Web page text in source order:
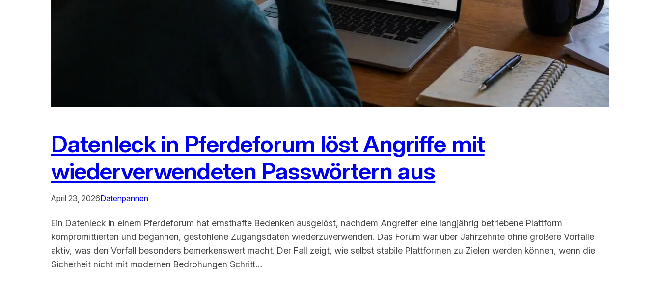
Datenleck in Pferdeforum löst Angriffe mit
wiederverwendeten Passwörtern aus
April 23, 2026Datenpannen
Ein Datenleck in einem Pferdeforum hat ernsthafte Bedenken ausgelöst, nachdem Angreifer eine langjährig betriebene Plattform
kompromittierten und begannen, gestohlene Zugangsdaten wiederzuverwenden. Das Forum war über Jahrzehnte ohne größere Vorfälle
aktiv, was den Vorfall besonders bemerkenswert macht. Der Fall zeigt, wie selbst stabile Plattformen zu Zielen werden können, wenn die
Sicherheit nicht mit modernen Bedrohungen Schritt…